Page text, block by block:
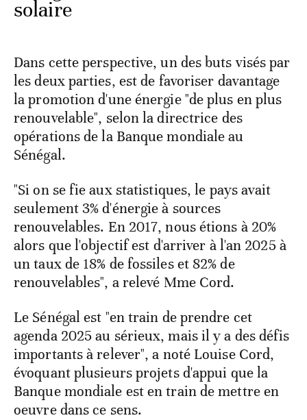
solaire
Dans cette perspective, un des buts visés par
les deux parties, est de favoriser davantage
la promotion d'une énergie "de plus en plus
renouvelable", selon la directrice des
opérations de la Banque mondiale au
Sénégal.
"Si on se fie aux statistiques, le pays avait
seulement 3% d'énergie à sources
renouvelables. En 2017, nous étions à 20%
alors que l'objectif est d'arriver à l'an 2025 à
un taux de 18% de fossiles et 82% de
renouvelables", a relevé Mme Cord.
Le Sénégal est "en train de prendre cet
agenda 2025 au sérieux, mais il y a des défis
importants à relever", a noté Louise Cord,
évoquant plusieurs projets d'appui que la
Banque mondiale est en train de mettre en
oeuvre dans ce sens.